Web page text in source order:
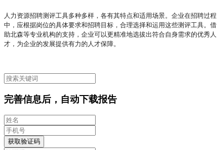
人力资源招聘测评工具多种多样，各有其特点和适用场景。企业在招聘过程
中，应根据岗位的具体要求和招聘目标，合理选择和运用这些测评工具。借
助北森等专业机构的支持，企业可以更精准地选拔出符合自身需求的优秀人
才，为企业的发展提供有力的人才保障。
完善信息后，自动下载报告
获取验证码